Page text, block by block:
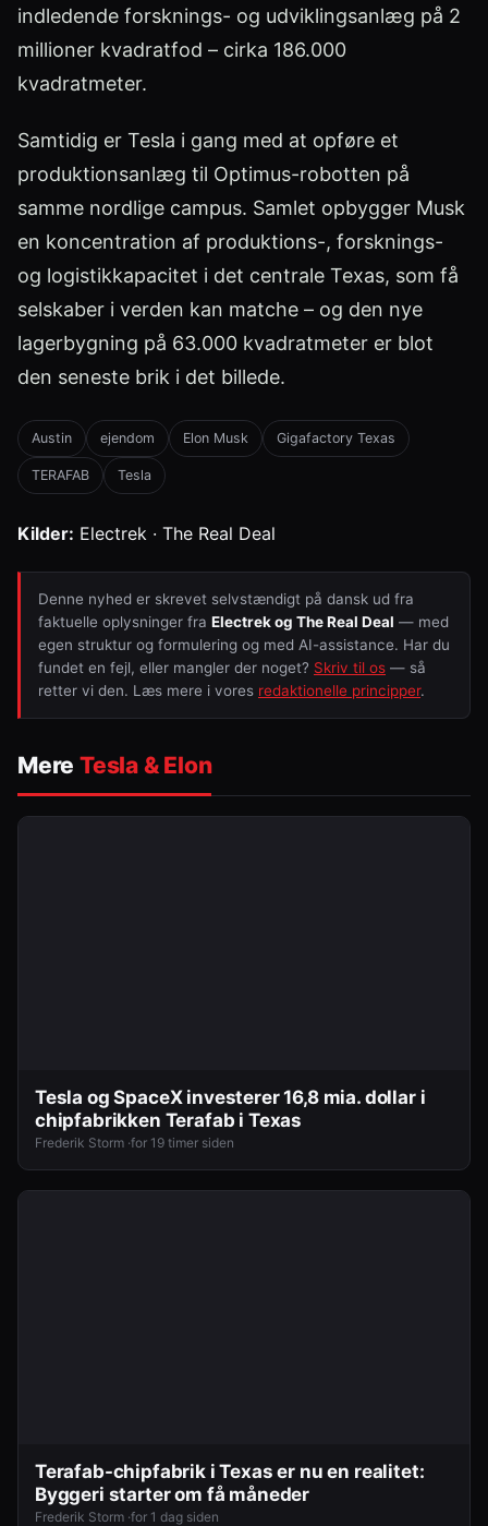
indledende forsknings- og udviklingsanlæg på 2
millioner kvadratfod – cirka 186.000
kvadratmeter.
Samtidig er Tesla i gang med at opføre et
produktionsanlæg til Optimus-robotten på
samme nordlige campus. Samlet opbygger Musk
en koncentration af produktions-, forsknings-
og logistikkapacitet i det centrale Texas, som få
selskaber i verden kan matche – og den nye
lagerbygning på 63.000 kvadratmeter er blot
den seneste brik i det billede.
Austin ejendom Elon Musk Gigafactory Texas
TERAFAB Tesla
Kilder: Electrek · The Real Deal
Denne nyhed er skrevet selvstændigt på dansk ud fra
faktuelle oplysninger fra Electrek og The Real Deal — med
egen struktur og formulering og med AI-assistance. Har du
fundet en fejl, eller mangler der noget? Skriv til os — så
retter vi den. Læs mere i vores redaktionelle principper.
Mere Tesla & Elon
Tesla og SpaceX investerer 16,8 mia. dollar i
chipfabrikken Terafab i Texas
Frederik Storm ·for 19 timer siden
Terafab-chipfabrik i Texas er nu en realitet:
Byggeri starter om få måneder
Frederik Storm ·for 1 dag siden